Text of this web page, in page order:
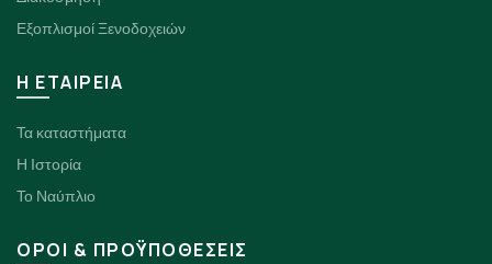
Εξοπλισμοί Ξενοδοχειών
H ΕΤΑΙΡΕΙΑ
Τα καταστήματα
Η Ιστορία
Το Ναύπλιο
ΟΡΟΙ & ΠΡΟΫΠΟΘΕΣΕΙΣ